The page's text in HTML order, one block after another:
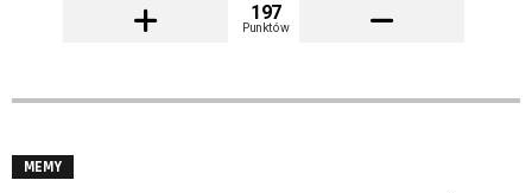
197
Punktów
MEMY